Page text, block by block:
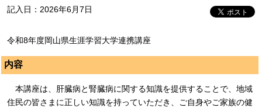
記入日：2026年6月7日
令和8年度岡山県生涯学習大学連携講座
内容
本講座は、肝臓病と腎臓病に関する知識を提供することで、地域
住民の皆さまに正しい知識を持っていただき、ご自身やご家族の健